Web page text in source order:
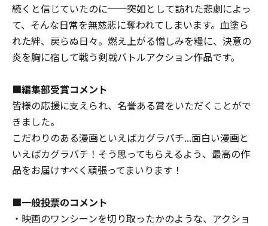
続くと信じていたのに──突如として訪れた悲劇によっ
て、そんな日常を無慈悲に奪われてしまいます。血塗ら
れた絆、戻らぬ日々。燃え上がる憎しみを糧に、決意の
炎を胸に宿して戦う剣戟バトルアクション作品です。
■編集部受賞コメント
皆様の応援に支えられ、名誉ある賞をいただくことがで
きました。
こだわりのある漫画といえばカグラバチ...面白い漫画と
いえばカグラバチ！そう思ってもらえるよう、最高の作
品をお届けすべく頑張ってまいります！
■一般投票のコメント
・映画のワンシーンを切り取ったかのような、アクショ